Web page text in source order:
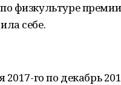
физкультуре
себе.
2017-го по декабрь